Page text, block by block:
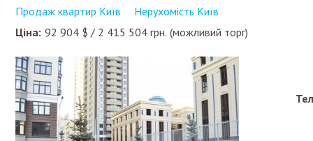
Продаж квартир Київ
Нерухомість Київ
Ціна: 92 904 $ / 2 415 504 грн. (можливий торг)